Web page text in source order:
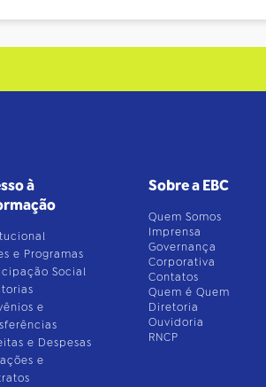
à
e Programas
Social
e
e Despesas
e
Sobre a EBC
Quem Somos
Imprensa
Governança
Corporativa
Contatos
Quem é Quem
Diretoria
Ouvidoria
RNCP